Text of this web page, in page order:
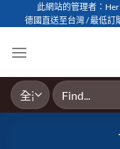
to
此網站的管理者：
德國直送至台灣 / 最低訂
搜
尋